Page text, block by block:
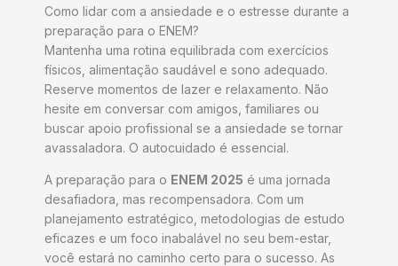
Como lidar com a ansiedade e o estresse durante a
preparação para o ENEM?
Mantenha uma rotina equilibrada com exercícios
físicos, alimentação saudável e sono adequado.
Reserve momentos de lazer e relaxamento. Não
hesite em conversar com amigos, familiares ou
buscar apoio profissional se a ansiedade se tornar
avassaladora. O autocuidado é essencial.
A preparação para o ENEM 2025 é uma jornada
desafiadora, mas recompensadora. Com um
planejamento estratégico, metodologias de estudo
eficazes e um foco inabalável no seu bem-estar,
você estará no caminho certo para o sucesso. As